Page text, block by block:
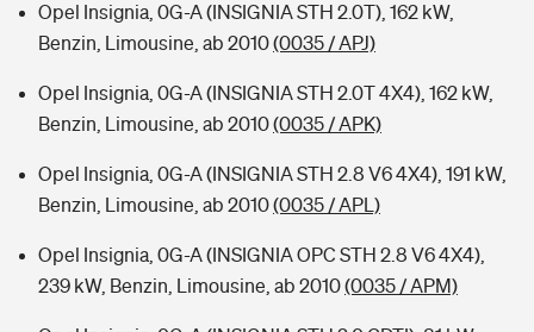
Opel Insignia, 0G-A (INSIGNIA STH 2.0T), 162 kW,
Benzin, Limousine, ab 2010(0035 / APJ)
Opel Insignia, 0G-A (INSIGNIA STH 2.0T 4X4), 162 kW,
Benzin, Limousine, ab 2010(0035 / APK)
Opel Insignia, 0G-A (INSIGNIA STH 2.8 V6 4X4), 191 kW,
Benzin, Limousine, ab 2010(0035 / APL)
Opel Insignia, 0G-A (INSIGNIA OPC STH 2.8 V6 4X4),
239 kW, Benzin, Limousine, ab 2010(0035 / APM)